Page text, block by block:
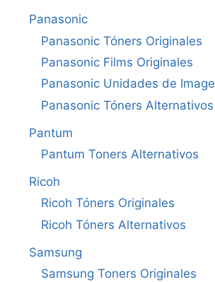
Panasonic
Panasonic Tóners Originales
Panasonic Films Originales
Panasonic Unidades de
Panasonic Tóners Alternativos
Pantum
Pantum Toners Alternativos
Ricoh
Ricoh Tóners Originales
Ricoh Tóners Alternativos
Samsung
Samsung Toners Originales